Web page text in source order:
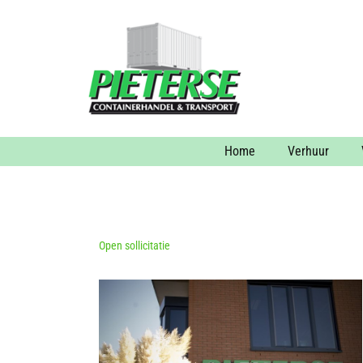
Home Verhuur
Open sollicitatie